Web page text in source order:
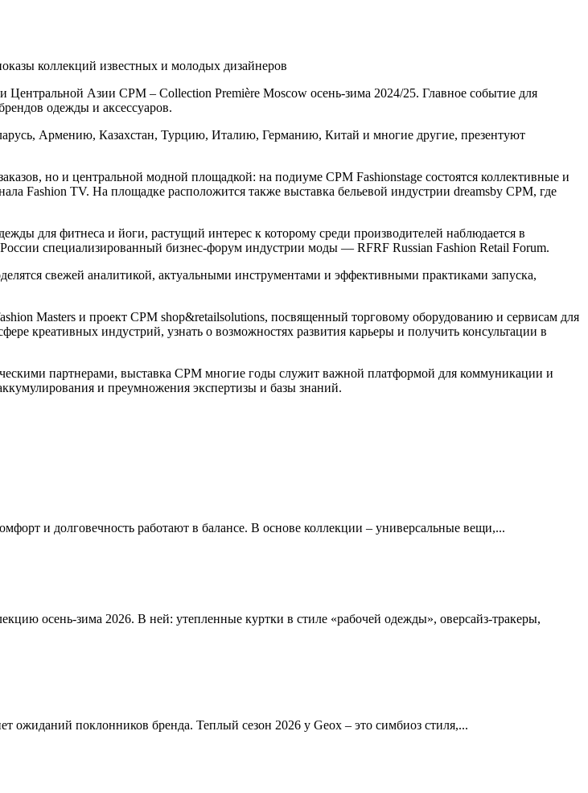
коллекций известных и молодых дизайнеров
Азии CPM – Collection Première Moscow осень-зима 2024/25. Главное событие для
одежды и аксессуаров.
Армению, Казахстан, Турцию, Италию, Германию, Китай и многие другие, презентуют
но и центральной модной площадкой: на подиуме CPM Fashionstage состоятся коллективные и
Fashion TV. На площадке расположится также выставка бельевой индустрии dreamsby CPM, где
для фитнеса и йоги, растущий интерес к которому среди производителей наблюдается в
специализированный бизнес-форум индустрии моды — RFRF Russian Fashion Retail Forum.
свежей аналитикой, актуальными инструментами и эффективными практиками запуска,
Masters и проект CPM shop&retailsolutions, посвященный торговому оборудованию и сервисам для
креативных индустрий, узнать о возможностях развития карьеры и получить консультации в
партнерами, выставка CPM многие годы служит важной платформой для коммуникации и
и преумножения экспертизы и базы знаний.
и долговечность работают в балансе. В основе коллекции – универсальные вещи,...
осень-зима 2026. В ней: утепленные куртки в стиле «рабочей одежды», оверсайз-тракеры,
ожиданий поклонников бренда. Теплый сезон 2026 у Geox – это симбиоз стиля,...